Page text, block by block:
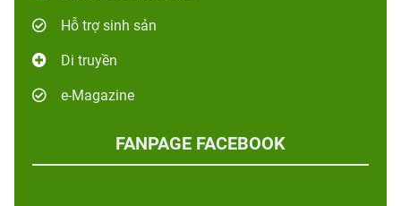
Hỗ trợ sinh sản
Di truyền
e-Magazine
FANPAGE FACEBOOK